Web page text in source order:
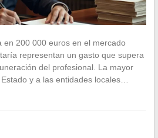
en 200 000 euros en el mercado
representan un gasto que supera
del profesional. La mayor
y a las entidades locales…